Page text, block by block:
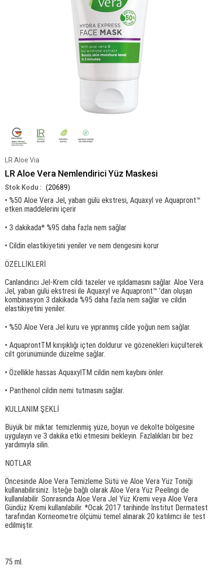
LR Aloe Via
LR Aloe Vera Nemlendirici Yüz Maskesi
(20689)
• %50 Aloe Vera Jel, yaban gülü ekstresi, Aquaxyl ve Aquapront™
etken maddelerini içerir
• 3 dakikada* %95 daha fazla nem sağlar
• Cildin elastikiyetini yeniler ve nem dengesini korur
ÖZELLİKLERİ
Canlandırıcı Jel-Krem cildi tazeler ve ışıldamasını sağlar. Aloe Vera
Jel, yaban gülü ekstresi ile Aquaxyl ve Aquapront™ ’dan oluşan
kombinasyon 3 dakikada %95 daha fazla nem sağlar ve cildin
elastikiyetini yeniler.
• %50 Aloe Vera Jel kuru ve yıpranmış cilde yoğun nem sağlar.
• AquaprontTM kırışıklığı içten doldurur ve gözenekleri küçülterek
cilt görünümünde düzelme sağlar.
• Özellikle hassas AquaxylTM cildin nem kaybını önler.
• Panthenol cildin nemi tutmasını sağlar.
KULLANIM ŞEKLİ
Büyük bir miktar temizlenmiş yüze, boyun ve dekolte bölgesine
uygulayın ve 3 dakika etki etmesini bekleyin. Fazlalıkları bir bez
yardımıyla silin.
NOTLAR
Öncesinde Aloe Vera Temizleme Sütü ve Aloe Vera Yüz Toniği
kullanabilirsiniz. İsteğe bağlı olarak Aloe Vera Yüz Peelingi de
kullanılabilir. Sonrasında Aloe Vera Jel Yüz Kremi veya Aloe Vera
Gündüz Kremi kullanılabilir. *Ocak 2017 tarihinde Institut Dermatest
tarafından Korneometre ölçümü temel alınarak 20 katılımcı ile test
edilmiştir.
75 ml.